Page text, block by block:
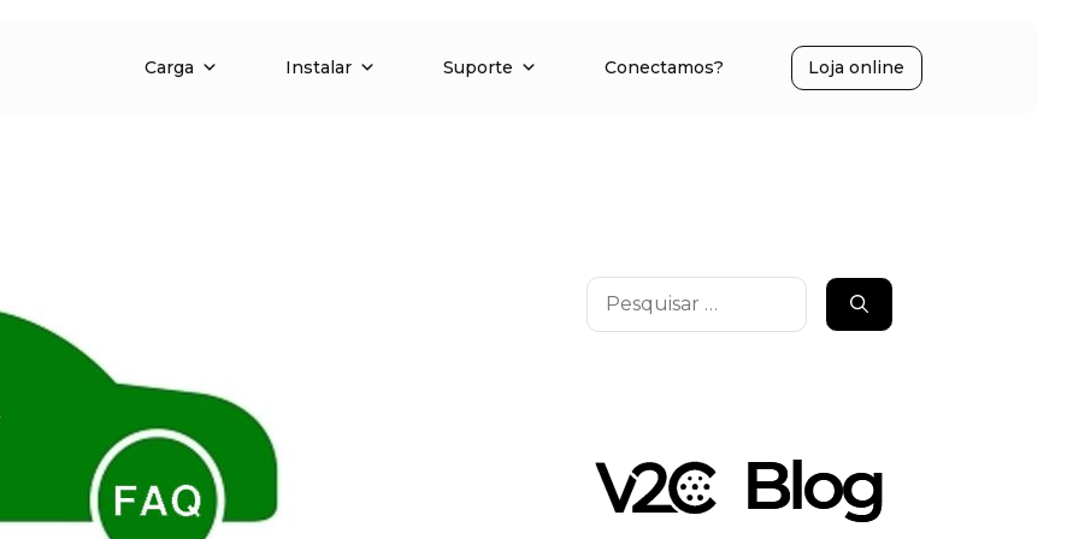
Carga Instalar Suporte Conectamos? Loja online
Pesquisar
por: